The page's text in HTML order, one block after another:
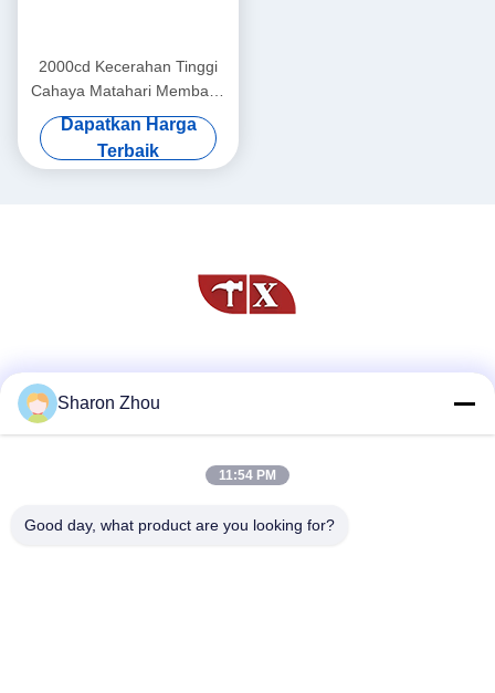
2000cd Kecerahan Tinggi
Cahaya Matahari Membaca
Layar LCD Panel TFT
1600x1200 21,3 Inch
Dapatkan Harga
Terbaik
Kontak Cepat
Telp
Sharon Zhou
11:54 PM
Good day, what product are you looking for?